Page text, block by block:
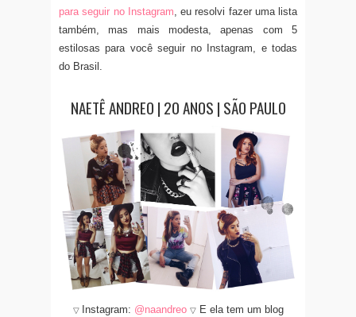
para seguir no Instagram , eu resolvi fazer uma lista
também, mas mais modesta, apenas com 5
estilosas para você seguir no Instagram, e todas
do Brasil.
NAETÊ ANDREO | 20 ANOS | SÃO PAULO
▽ Instagram: @naandreo ▽E ela tem um blog